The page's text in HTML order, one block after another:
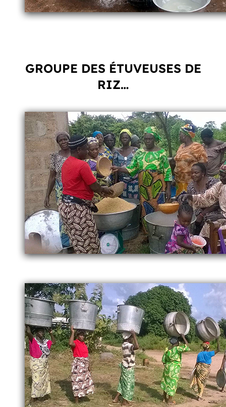
GROUPE DES ÉTUVEUSES DE
RIZ…